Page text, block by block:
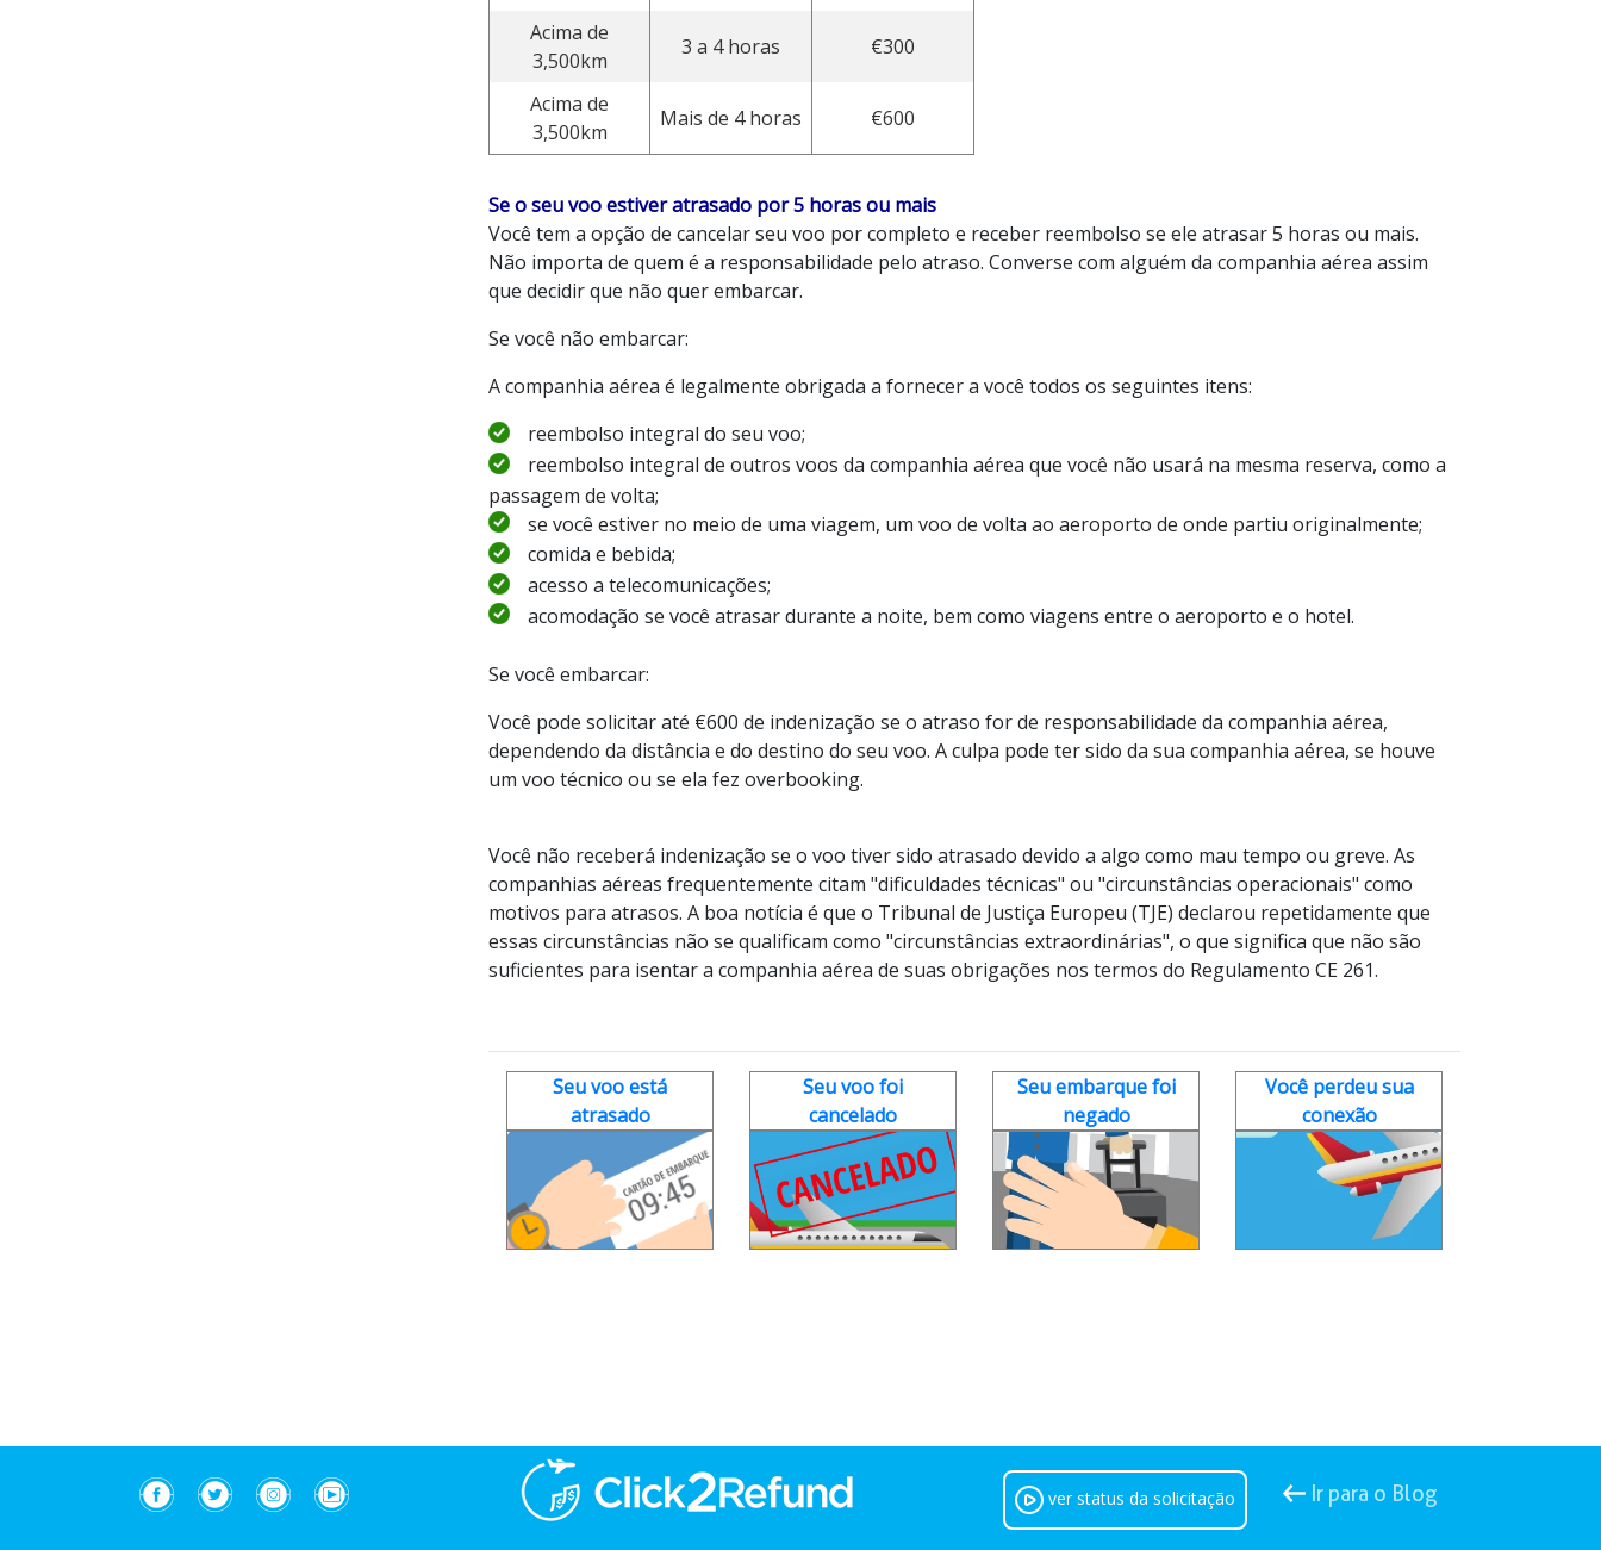
Acima de
3,500km
3 a 4 horas €300
Acima de
3,500km
Mais de 4 horas €600
Se o seu voo estiver atrasado por 5 horas ou mais
Você tem a opção de cancelar seu voo por completo e receber reembolso se ele atrasar 5 horas ou mais.
Não importa de quem é a responsabilidade pelo atraso. Converse com alguém da companhia aérea assim
que decidir que não quer embarcar.
Se você não embarcar:
A companhia aérea é legalmente obrigada a fornecer a você todos os seguintes itens:
reembolso integral do seu voo;
reembolso integral de outros voos da companhia aérea que você não usará na mesma reserva, como a
passagem de volta;
se você estiver no meio de uma viagem, um voo de volta ao aeroporto de onde partiu originalmente;
comida e bebida;
acesso a telecomunicações;
acomodação se você atrasar durante a noite, bem como viagens entre o aeroporto e o hotel.
Se você embarcar:
Você pode solicitar até €600 de indenização se o atraso for de responsabilidade da companhia aérea,
dependendo da distância e do destino do seu voo. A culpa pode ter sido da sua companhia aérea, se houve
um voo técnico ou se ela fez overbooking.
Você não receberá indenização se o voo tiver sido atrasado devido a algo como mau tempo ou greve. As
companhias aéreas frequentemente citam "dificuldades técnicas" ou "circunstâncias operacionais" como
motivos para atrasos. A boa notícia é que o Tribunal de Justiça Europeu (TJE) declarou repetidamente que
essas circunstâncias não se qualificam como "circunstâncias extraordinárias", o que significa que não são
suficientes para isentar a companhia aérea de suas obrigações nos termos do Regulamento CE 261.
Seu voo está
atrasado
Seu voo foi
cancelado
Seu embarque foi
negado
Você perdeu sua
conexão
ver status da solicitação Ir para o Blog